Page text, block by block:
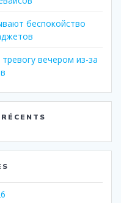
беспокойство
вечером из-за